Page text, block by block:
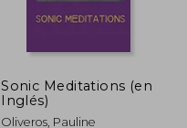
Sonic Meditations (en
Inglés)
Oliveros, Pauline